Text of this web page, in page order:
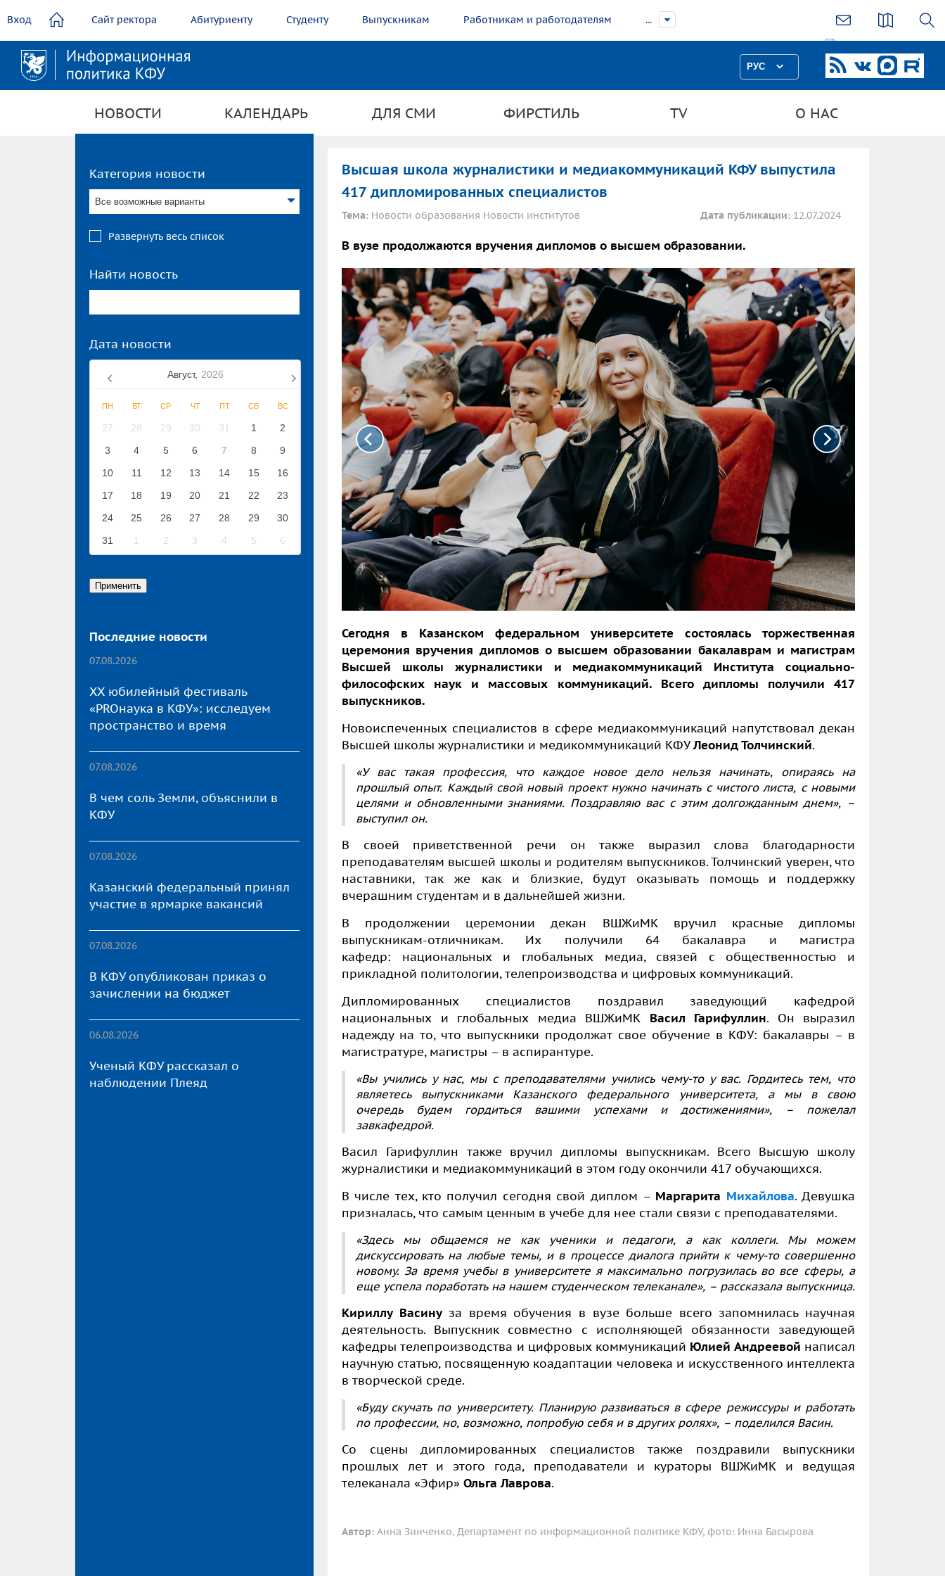
содержанию
Вход Сайт ректора Абитуриенту Студенту Выпускникам Работникам и работодателям ...
РУС
НОВОСТИ КАЛЕНДАРЬ ДЛЯ СМИ ФИРСТИЛЬ TV О НАС
Категория новости
Все возможные варианты
Развернуть весь список
Найти новость
Дата новости
Август, 2026
ПН ВТ СР ЧТ ПТ СБ ВС
27 28 29 30 31 1
2
3
4 5 6 7 8
9
10
11 12 13 14 15
16
17
18 19 20 21 22
23
24
25 26 27 28 29
30
31
1 2 3 4 5 6
Последние новости
07.08.2026
XX юбилейный фестиваль
«PROнаука в КФУ»: исследуем
пространство и время
07.08.2026
В чем соль Земли, объяснили в
КФУ
07.08.2026
Казанский федеральный принял
участие в ярмарке вакансий
07.08.2026
В КФУ опубликован приказ о
зачислении на бюджет
06.08.2026
Ученый КФУ рассказал о
наблюдении Плеяд
Высшая школа журналистики и медиакоммуникаций КФУ выпустила
417 дипломированных специалистов
Тема: Новости образования Новости институтов Дата публикации: 12.07.2024
В вузе продолжаются вручения дипломов о высшем образовании.
Сегодня в Казанском федеральном университете состоялась торжественная
церемония вручения дипломов о высшем образовании бакалаврам и магистрам
Высшей школы журналистики и медиакоммуникаций Института социально-
философских наук и массовых коммуникаций. Всего дипломы получили 417
выпускников.
Новоиспеченных специалистов в сфере медиакоммуникаций напутствовал декан
Высшей школы журналистики и медикоммуникаций КФУЛеонид Толчинский.
«У вас такая профессия, что каждое новое дело нельзя начинать, опираясь на
прошлый опыт. Каждый свой новый проект нужно начинать с чистого листа, с новыми
целями и обновленными знаниями. Поздравляю вас с этим долгожданным днем», –
выступил он.
В своей приветственной речи он также выразил слова благодарности
преподавателям высшей школы и родителям выпускников. Толчинский уверен, что
наставники, так же как и близкие, будут оказывать помощь и поддержку
вчерашним студентам и в дальнейшей жизни.
В продолжении церемонии декан ВШЖиМК вручил красные дипломы
выпускникам-отличникам. Их получили 64 бакалавра и магистра
кафедр: национальных и глобальных медиа, связей с общественностью и
прикладной политологии, телепроизводства и цифровых коммуникаций.
Дипломированных специалистов поздравил заведующий кафедрой
национальных и глобальных медиа ВШЖиМК Васил Гарифуллин. Он выразил
надежду на то, что выпускники продолжат свое обучение в КФУ: бакалавры – в
магистратуре, магистры – в аспирантуре.
«Вы учились у нас, мы с преподавателями учились чему-то у вас. Гордитесь тем, что
являетесь выпускниками Казанского федерального университета, а мы в свою
очередь будем гордиться вашими успехами и достижениями», – пожелал
завкафедрой.
Васил Гарифуллин также вручил дипломы выпускникам. Всего Высшую школу
журналистики и медиакоммуникаций в этом году окончили 417 обучающихся.
В числе тех, кто получил сегодня свой диплом – Маргарита Михайлова. Девушка
призналась, что самым ценным в учебе для нее стали связи с преподавателями.
«Здесь мы общаемся не как ученики и педагоги, а как коллеги. Мы можем
дискуссировать на любые темы, и в процессе диалога прийти к чему-то совершенно
новому. За время учебы в университете я максимально погрузилась во все сферы, а
еще успела поработать на нашем студенческом телеканале», – рассказала выпускница.
Кириллу Васинуза время обучения в вузе больше всего запомнилась научная
деятельность. Выпускник совместно с исполняющей обязанности заведующей
кафедры телепроизводства и цифровых коммуникаций Юлией Андреевой написал
научную статью, посвященную коадаптации человека и искусственного интеллекта
в творческой среде.
«Буду скучать по университету. Планирую развиваться в сфере режиссуры и работать
по профессии, но, возможно, попробую себя и в других ролях», – поделился Васин.
Со сцены дипломированных специалистов также поздравили выпускники
прошлых лет и этого года, преподаватели и кураторы ВШЖиМК и ведущая
телеканала «Эфир» Ольга Лаврова.
Автор: Анна Зинченко, Департамент по информационной политике КФУ, фото: Инна Басырова